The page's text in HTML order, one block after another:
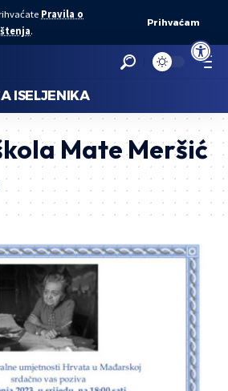
Open
Pravila o
.
Prihvaćam
ISELJENIKA
Mate Meršić